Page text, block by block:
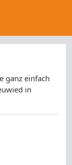
ganz einfach
in